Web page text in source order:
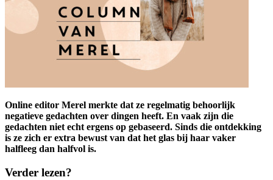
Online editor Merel merkte dat ze regelmatig behoorlijk
negatieve gedachten over dingen heeft. En vaak zijn die
gedachten niet echt ergens op gebaseerd. Sinds die ontdekking
is ze zich er extra bewust van dat het glas bij haar vaker
halfleeg dan halfvol is.
Verder lezen?